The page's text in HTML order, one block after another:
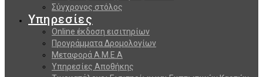
Σύγχρονος στόλος
Υπηρεσίες
Online έκδοση εισιτηρίων
Προγράμματα Δρομολογίων
Μεταφορά Α.Μ.Ε.Α
Υπηρεσίες Αποθήκης